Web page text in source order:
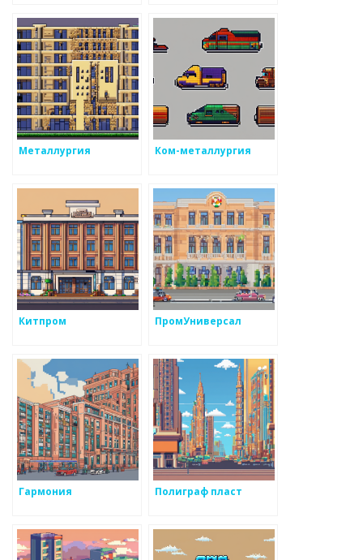
Металлургия Ком-металлургия
Китпром ПромУниверсал
Гармония Полиграф пласт